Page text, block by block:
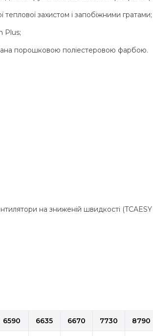
захистом і запобіжними гратами;
Plus;
порошковою поліестеровою фарбою.
на зниженій швидкості
6590 6635 6670 7730 8790